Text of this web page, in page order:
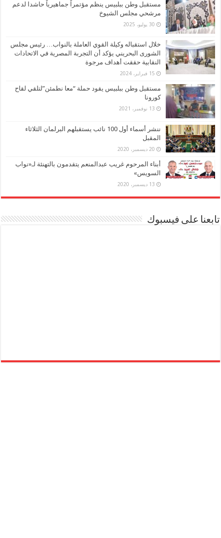
مستقبل وطن ببلبيس ينظم مؤتمراً جماهيرياً حاشدا لدعم
مرشحي مجلس الشيوخ
30 يوليو، 2025
خلال استقباله وكيلة القوي العاملة بالنواب… رئيس مجلس
الشورى البحريني يؤكد أن التجربة المصرية في الاتحادات
النقابية حققت أهداف مرجوة
15 فبراير، 2024
مستقبل وطن ببلبيس يقود حملة “معا نطمئن”لتلقي لقاح
كورونا
13 نوفمبر، 2021
ننشر أسماء أول 100 نائب يستقبلهم البرلمان الثلاثاء
المقبل
20 ديسمبر، 2020
أبناء المرحوم غريب عبدالمنعم يتقدمون بالتهنئة لـ«نواب
السويس»
13 ديسمبر، 2020
تابعنا على فيسبوك